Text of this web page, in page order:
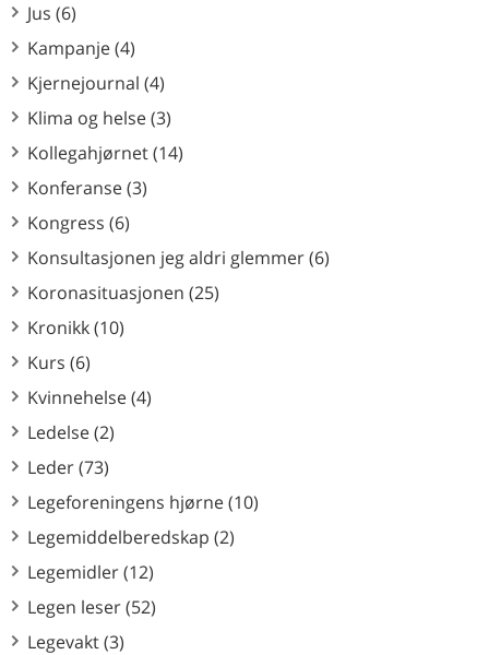
Jus (6)
Kampanje (4)
Kjernejournal (4)
Klima og helse (3)
Kollegahjørnet (14)
Konferanse (3)
Kongress (6)
Konsultasjonen jeg aldri glemmer (6)
Koronasituasjonen (25)
Kronikk (10)
Kurs (6)
Kvinnehelse (4)
Ledelse (2)
Leder (73)
Legeforeningens hjørne (10)
Legemiddelberedskap (2)
Legemidler (12)
Legen leser (52)
Legevakt (3)